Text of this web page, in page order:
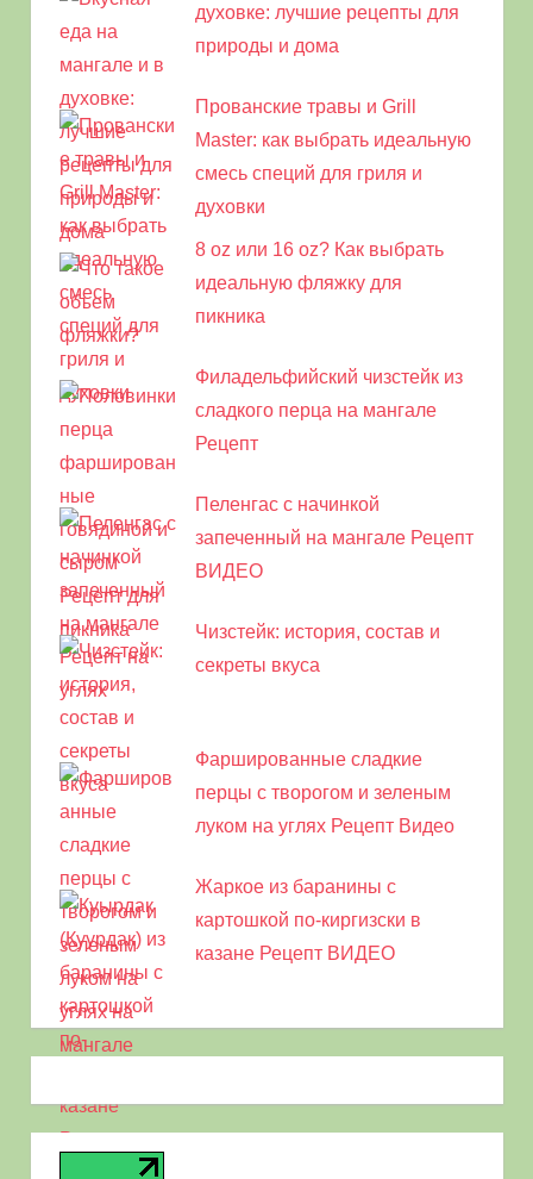
духовке: лучшие рецепты для
природы и дома
Прованские травы и Grill
Master: как выбрать идеальную
смесь специй для гриля и
духовки
8 oz или 16 oz? Как выбрать
идеальную фляжку для
пикника
Филадельфийский чизстейк из
сладкого перца на мангале
Рецепт
Пеленгас с начинкой
запеченный на мангале Рецепт
ВИДЕО
Чизстейк: история, состав и
секреты вкуса
Фаршированные сладкие
перцы с творогом и зеленым
луком на углях Рецепт Видео
Жаркое из баранины с
картошкой по-киргизски в
казане Рецепт ВИДЕО